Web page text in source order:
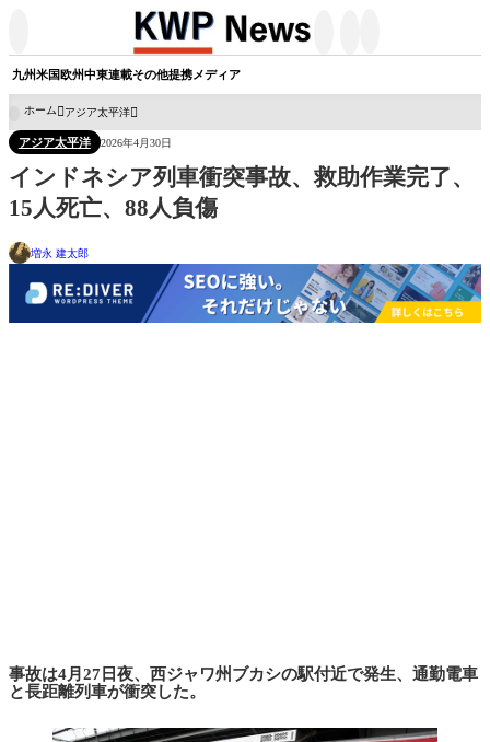
九州米国欧州中東連載その他提携メディア
ホーム アジア太平洋
アジア太平洋 2026年4月30日
インドネシア列車衝突事故、救助作業完了、
15人死亡、88人負傷
増永 建太郎
事故は4月27日夜、西ジャワ州ブカシの駅付近で発生、通勤電車
と長距離列車が衝突した。